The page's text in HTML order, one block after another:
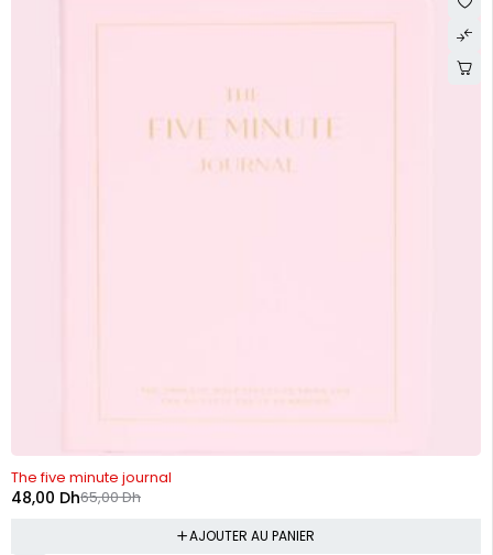
The five minute journal
65,00Dh
48,00 Dh
AJOUTER AU PANIER